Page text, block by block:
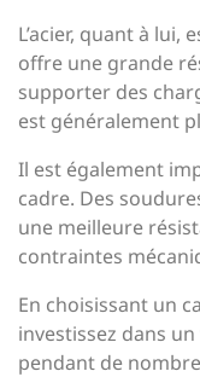
L’acier, quant à
offre une grande
supporter des
est généralement
Il est également
cadre. Des
une meilleure
contraintes
En choisissant un
investissez dans
pendant de